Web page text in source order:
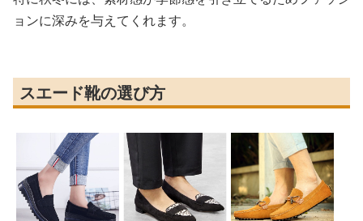
ョンに深みを与えてくれます。
スエード靴の選び方